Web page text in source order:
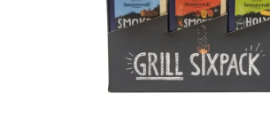
DÁRKY Z LÁSKY